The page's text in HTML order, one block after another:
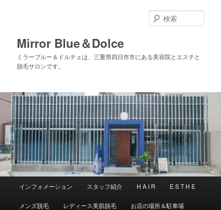
移
動
Mirror Blue＆Dolce
ミラーブルー＆ドルチェは、三重県四日市市にある美容院とエステと
脱毛サロンです。
索
インフォメーション スタッフ紹介 H A I R E S T H E
メンズ脱毛 レディース美肌脱毛 お店の場所＆駐車場